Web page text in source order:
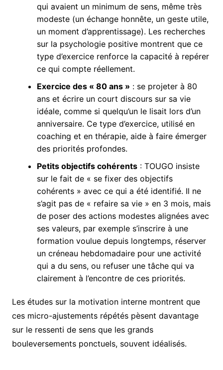
qui avaient un minimum de sens, même très
modeste (un échange honnête, un geste utile,
un moment d’apprentissage). Les recherches
sur la psychologie positive montrent que ce
type d’exercice renforce la capacité à repérer
ce qui compte réellement.
Exercice des « 80 ans » : se projeter à 80
ans et écrire un court discours sur sa vie
idéale, comme si quelqu’un le lisait lors d’un
anniversaire. Ce type d’exercice, utilisé en
coaching et en thérapie, aide à faire émerger
des priorités profondes.
Petits objectifs cohérents: TOUGO insiste
sur le fait de « se fixer des objectifs
cohérents » avec ce qui a été identifié. Il ne
s’agit pas de « refaire sa vie » en 3 mois, mais
de poser des actions modestes alignées avec
ses valeurs, par exemple s’inscrire à une
formation voulue depuis longtemps, réserver
un créneau hebdomadaire pour une activité
qui a du sens, ou refuser une tâche qui va
clairement à l’encontre de ces priorités.
Les études sur la motivation interne montrent que
ces micro-ajustements répétés pèsent davantage
sur le ressenti de sens que les grands
bouleversements ponctuels, souvent idéalisés.